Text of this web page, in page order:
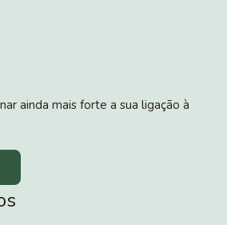
ainda mais forte a sua ligação à